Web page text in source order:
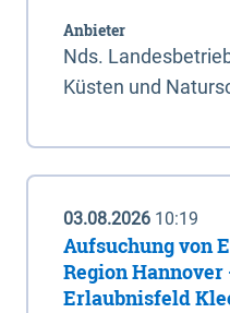
Anbieter
Nds.
Küsten und
03.08.2026 10:19
Aufsuchung von
Region
Erlaubnisfeld